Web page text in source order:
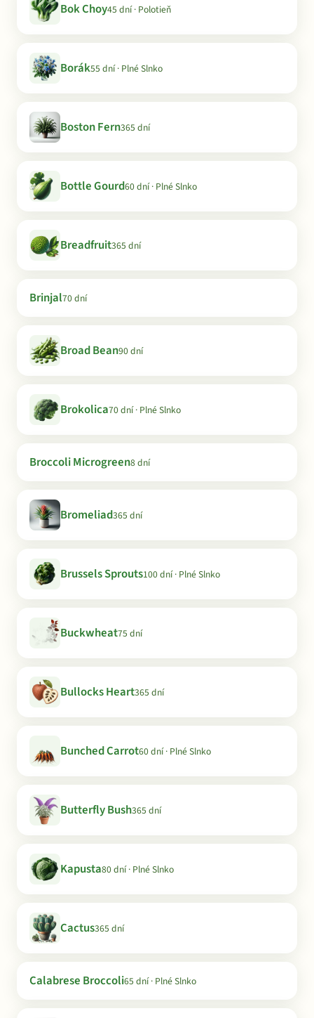
Bok Choy45 dní · Polotieň
Borák55 dní · Plné Slnko
Boston Fern365 dní
Bottle Gourd60 dní · Plné Slnko
Breadfruit365 dní
Brinjal70 dní
Broad Bean90 dní
Brokolica70 dní · Plné Slnko
Broccoli Microgreen8 dní
Bromeliad365 dní
Brussels Sprouts100 dní · Plné Slnko
Buckwheat75 dní
Bullocks Heart365 dní
Bunched Carrot60 dní · Plné Slnko
Butterfly Bush365 dní
Kapusta80 dní · Plné Slnko
Cactus365 dní
Calabrese Broccoli65 dní · Plné Slnko